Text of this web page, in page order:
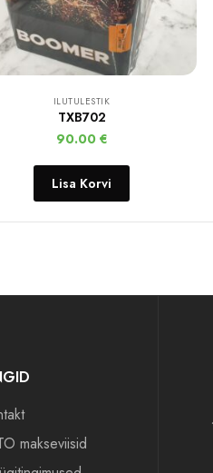
ILUTULESTIK
TXB702
90.00 €
Lisa Korvi
makseviisid